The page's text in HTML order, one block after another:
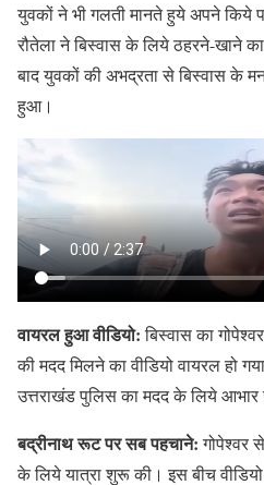
युवकों ने भी गलती मानते हुये अपने किये पर
रौतेला ने बिस्वास के लिये ठहरने-खाने
बाद युवकों की अभद्रता से बिस्वास के
हुआ।
वायरल हुआ वीडियो:बिस्वास का
की मदद मिलने का वीडियो वायरल हो
उत्तराखंड पुलिस का मदद के लिये आभार
बद्रीनाथ रूट पर सब पहचाने:गोपेश्वर
के लिये यात्रा शुरू की। इस बीच वीडियो